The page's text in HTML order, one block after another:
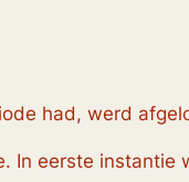
had, werd
In eerste